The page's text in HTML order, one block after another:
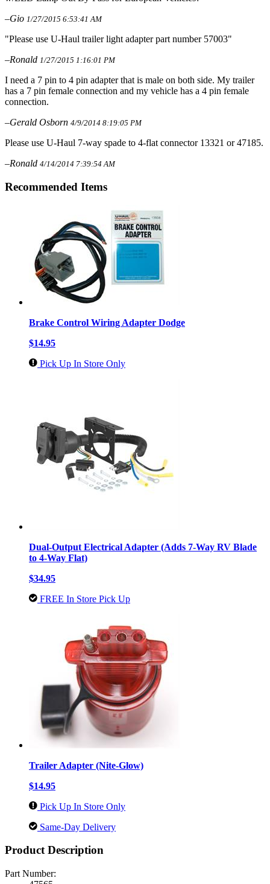
–Gio 1/27/2015 6:53:41 AM
"Please use U-Haul trailer light adapter part number 57003"
–Ronald 1/27/2015 1:16:01 PM
I need a 7 pin to 4 pin adapter that is male on both side. My trailer
has a 7 pin female connection and my vehicle has a 4 pin female
connection.
–Gerald Osborn 4/9/2014 8:19:05 PM
Please use U-Haul 7-way spade to 4-flat connector 13321 or 47185.
–Ronald 4/14/2014 7:39:54 AM
Recommended Items
Brake Control Wiring Adapter Dodge
$14.95
Pick Up In Store Only
Dual-Output Electrical Adapter (Adds 7-Way RV Blade
to 4-Way Flat)
$34.95
FREE In Store Pick Up
Trailer Adapter (Nite-Glow)
$14.95
Pick Up In Store Only
Same-Day Delivery
Product Description
Part Number: